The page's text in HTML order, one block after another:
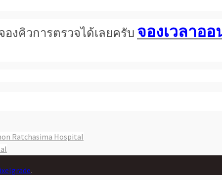
งคิวการตรวจได้เลยครับ จองเวลาอ
Ratchasima Hospital
.